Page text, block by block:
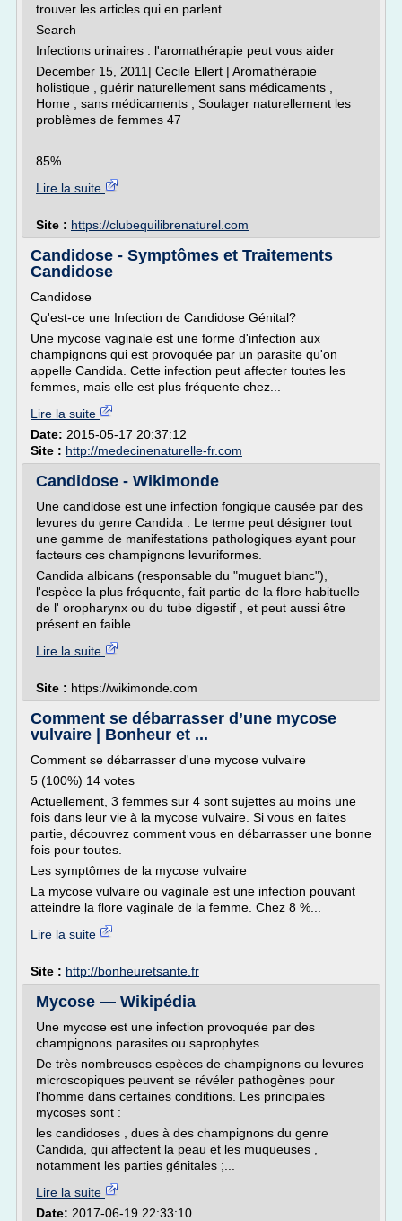
trouver les articles qui en parlent
Search
Infections urinaires : l'aromathérapie peut vous aider
December 15, 2011| Cecile Ellert | Aromathérapie
holistique , guérir naturellement sans médicaments ,
Home , sans médicaments , Soulager naturellement les
problèmes de femmes 47
85%...
Lire la suite
Site : https://clubequilibrenaturel.com
Candidose - Symptômes et Traitements
Candidose
Candidose
Qu'est-ce une Infection de Candidose Génital?
Une mycose vaginale est une forme d'infection aux
champignons qui est provoquée par un parasite qu'on
appelle Candida. Cette infection peut affecter toutes les
femmes, mais elle est plus fréquente chez...
Lire la suite
Date: 2015-05-17 20:37:12
Site : http://medecinenaturelle-fr.com
Candidose - Wikimonde
Une candidose est une infection fongique causée par des
levures du genre Candida . Le terme peut désigner tout
une gamme de manifestations pathologiques ayant pour
facteurs ces champignons levuriformes.
Candida albicans (responsable du "muguet blanc"),
l'espèce la plus fréquente, fait partie de la flore habituelle
de l' oropharynx ou du tube digestif , et peut aussi être
présent en faible...
Lire la suite
Site : https://wikimonde.com
Comment se débarrasser d’une mycose
vulvaire | Bonheur et ...
Comment se débarrasser d'une mycose vulvaire
5 (100%) 14 votes
Actuellement, 3 femmes sur 4 sont sujettes au moins une
fois dans leur vie à la mycose vulvaire. Si vous en faites
partie, découvrez comment vous en débarrasser une bonne
fois pour toutes.
Les symptômes de la mycose vulvaire
La mycose vulvaire ou vaginale est une infection pouvant
atteindre la flore vaginale de la femme. Chez 8 %...
Lire la suite
Site : http://bonheuretsante.fr
Mycose — Wikipédia
Une mycose est une infection provoquée par des
champignons parasites ou saprophytes .
De très nombreuses espèces de champignons ou levures
microscopiques peuvent se révéler pathogènes pour
l'homme dans certaines conditions. Les principales
mycoses sont :
les candidoses , dues à des champignons du genre
Candida, qui affectent la peau et les muqueuses ,
notamment les parties génitales ;...
Lire la suite
Date: 2017-06-19 22:33:10